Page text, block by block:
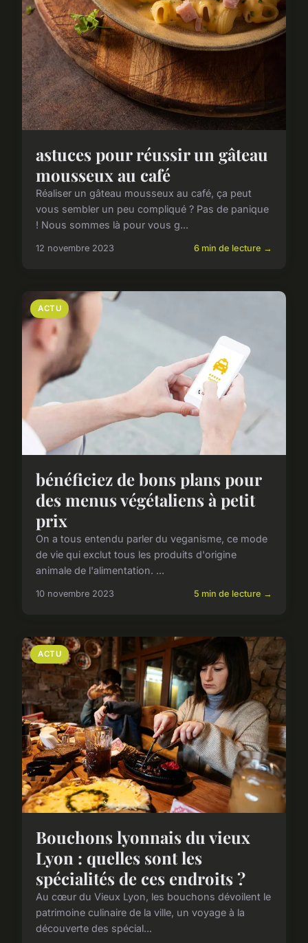
astuces pour réussir un gâteau
mousseux au café
Réaliser un gâteau mousseux au café, ça peut
vous sembler un peu compliqué ? Pas de panique
! Nous sommes là pour vous g...
12 novembre 2023 6 min de lecture →
ACTU
bénéficiez de bons plans pour
des menus végétaliens à petit
prix
On a tous entendu parler du veganisme, ce mode
de vie qui exclut tous les produits d'origine
animale de l'alimentation. ...
10 novembre 2023 5 min de lecture →
ACTU
Bouchons lyonnais du vieux
Lyon : quelles sont les
spécialités de ces endroits ?
Au cœur du Vieux Lyon, les bouchons dévoilent le
patrimoine culinaire de la ville, un voyage à la
découverte des spécial...